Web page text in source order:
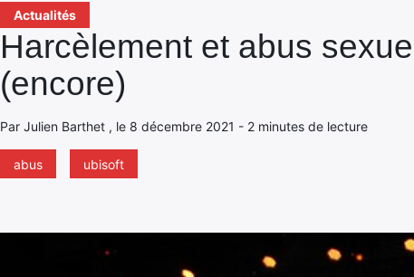
Actualités
Harcèlement et abus
(encore)
Par Julien Barthet , le 8 décembre 2021 - 2 minutes de lecture
abus ubisoft